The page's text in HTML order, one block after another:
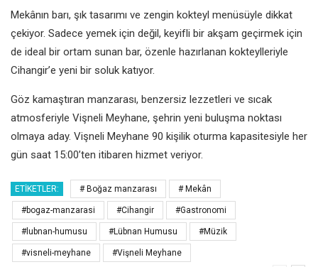
Mekânın barı, şık tasarımı ve zengin kokteyl menüsüyle dikkat
çekiyor. Sadece yemek için değil, keyifli bir akşam geçirmek için
de ideal bir ortam sunan bar, özenle hazırlanan kokteylleriyle
Cihangir’e yeni bir soluk katıyor.
Göz kamaştıran manzarası, benzersiz lezzetleri ve sıcak
atmosferiyle Vişneli Meyhane, şehrin yeni buluşma noktası
olmaya aday. Vişneli Meyhane 90 kişilik oturma kapasitesiyle her
gün saat 15:00’ten itibaren hizmet veriyor.
ETIKETLER: # Boğaz manzarası # Mekân
#bogaz-manzarasi #Cihangir #Gastronomi
#lubnan-humusu #Lübnan Humusu #Müzik
#visneli-meyhane #Vişneli Meyhane